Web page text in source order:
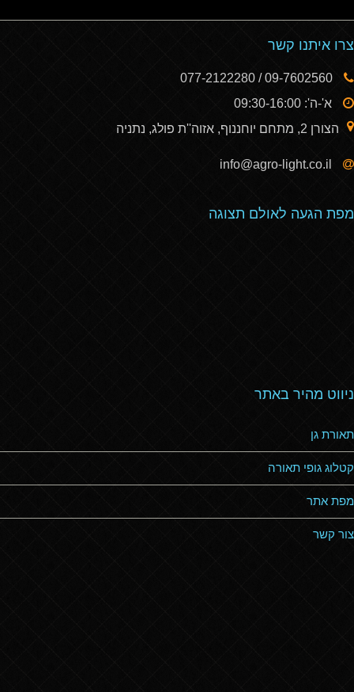
צרו איתנו קשר
א'-ה': 09:30-16:00
הצורן 2, מתחם יוחננוף, אזוה''ת פולג, נתניה
מפת הגעה לאולם תצוגה
ניווט מהיר באתר
תאורת גן
קטלוג גופי תאורה
מפת אתר
צור קשר